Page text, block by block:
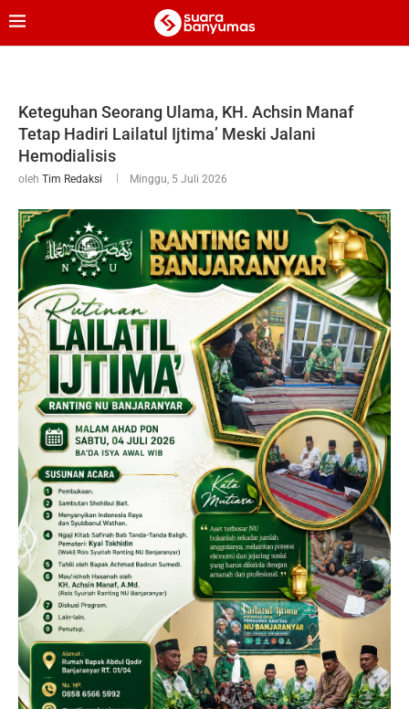
Keteguhan Seorang Ulama, KH. Achsin Manaf
Tetap Hadiri Lailatul Ijtima’ Meski Jalani
Hemodialisis
oleh Tim Redaksi Minggu, 5 Juli 2026